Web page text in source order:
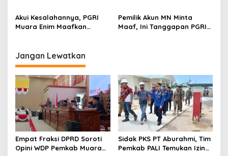
Guru Honorer
Honorer
Akui Kesalahannya, PGRI
Muara Enim Maafkan
Pemilik Akun MN Minta
Maaf, Ini Tanggapan PGRI
Jangan Lewatkan
Empat Fraksi DPRD Soroti
Opini WDP Pemkab Muara
Sidak PKS PT Aburahmi, Tim
Pemkab PALI Temukan Izin